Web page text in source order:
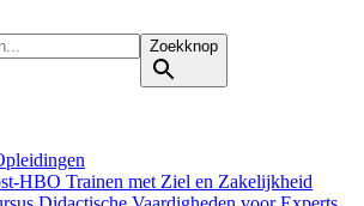
Zoekknop
HBO Trainen met Ziel en Zakelijkheid